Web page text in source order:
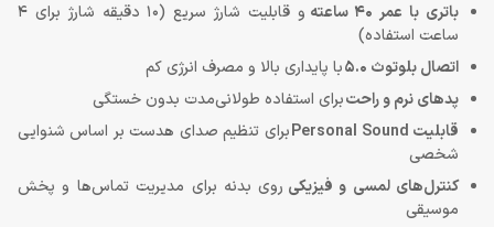
باتری با عمر 40 ساعته
و قابلیت شارژ سریع (10 دقیقه شارژ برای 4
ساعت استفاده)
اتصال بلوتوث 5.0با پایداری بالا و مصرف انرژی کم
پدهای نرم و راحتبرای استفاده طولانی‌مدت بدون خستگی
قابلیت
برای تنظیم صدای هدست بر اساس شنوایی
شخصی
کنترل‌های لمسی و فیزیکی روی بدنه برای مدیریت تماس‌ها و پخش
موسیقی